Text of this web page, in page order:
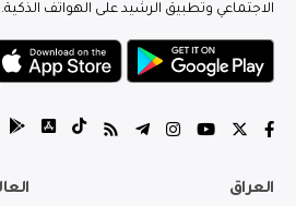
الاجتماعي وتطبيق الرشيد على الهواتف الذكية.
العراق